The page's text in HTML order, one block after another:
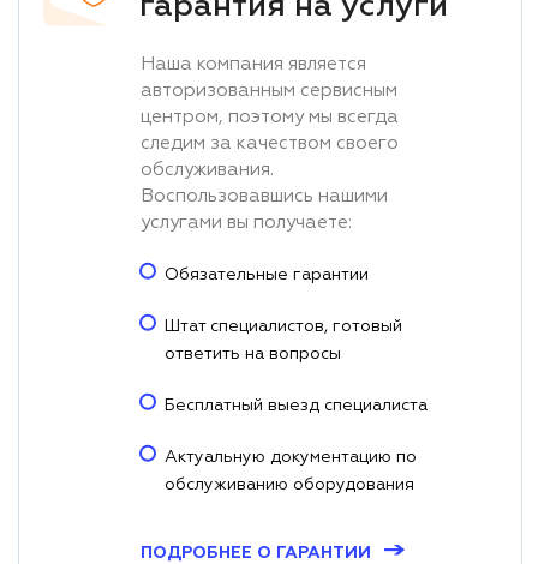
гарантия на услуги
Наша компания является
авторизованным сервисным
центром, поэтому мы всегда
следим за качеством своего
обслуживания.
Воспользовавшись нашими
услугами вы получаете:
Обязательные гарантии
Штат специалистов, готовый
ответить на вопросы
Бесплатный выезд специалиста
Актуальную документацию по
обслуживанию оборудования
ПОДРОБНЕЕ О ГАРАНТИИ→